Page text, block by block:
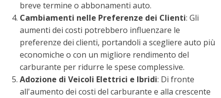
breve termine o abbonamenti auto.
Cambiamenti nelle Preferenze dei Clienti: Gli
aumenti dei costi potrebbero influenzare le
preferenze dei clienti, portandoli a scegliere auto più
economiche o con un migliore rendimento del
carburante per ridurre le spese complessive.
Adozione di Veicoli Elettrici e Ibridi: Di fronte
all'aumento dei costi del carburante e alla crescente